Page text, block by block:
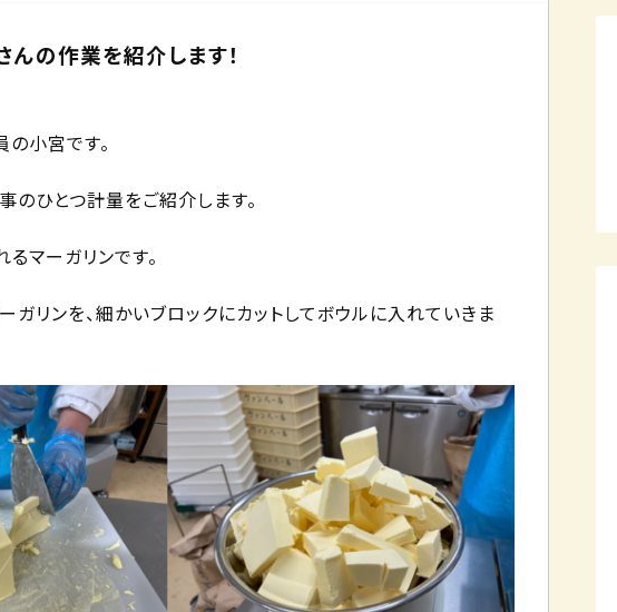
の作業を紹介します！
小宮です。
のひとつ計量をご紹介します。
マーガリンです。
ガリンを、細かいブロックにカットしてボウルに入れていきま